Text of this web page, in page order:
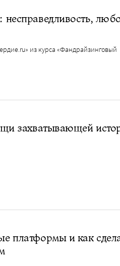
из курса «Фандрайзинговый
захватывающей
платформы и как